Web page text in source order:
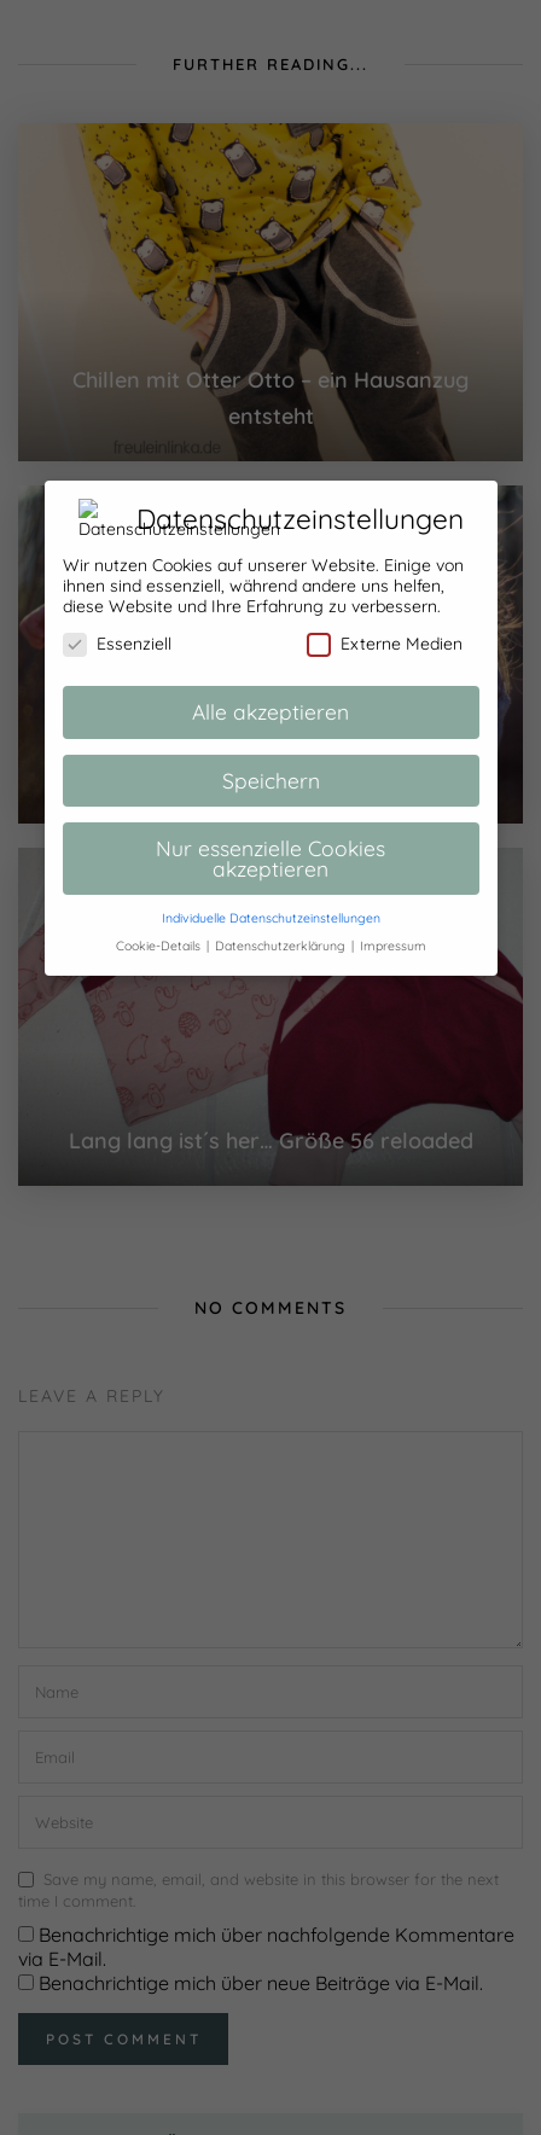
FURTHER READING...
Chillen mit Otter Otto – ein Hausanzug
entsteht
Ottobre Challenge Runde 2
Lang lang ist´s her… Größe 56 reloaded
NO COMMENTS
LEAVE A REPLY
Save my name, email, and website in this browser for the next
time I comment.
Benachrichtige mich über nachfolgende Kommentare
via E-Mail.
Benachrichtige mich über neue Beiträge via E-Mail.
Datenschutzeinstellungen
Wir nutzen Cookies auf unserer Website. Einige von
ihnen sind essenziell, während andere uns helfen,
diese Website und Ihre Erfahrung zu verbessern.
Essenziell
Externe Medien
Alle akzeptieren
Speichern
Nur essenzielle Cookies
akzeptieren
Individuelle Datenschutzeinstellungen
Cookie-Details
Datenschutzerklärung Impressum
Datenschutzeinstellungen
Hier finden Sie eine Übersicht über alle
verwendeten Cookies. Sie können Ihre
Einwilligung zu ganzen Kategorien geben
oder sich weitere Informationen anzeigen
lassen und so nur bestimmte Cookies
auswählen.
Website erforderlich.